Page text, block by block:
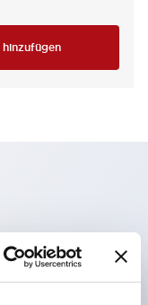
sind
was die